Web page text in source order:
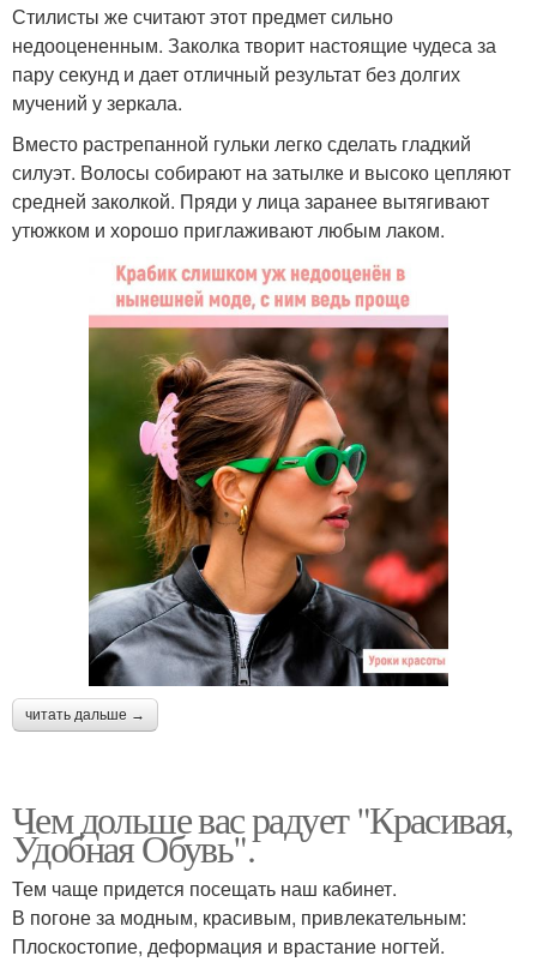
Стилисты же считают этот предмет сильно
недооцененным. Заколка творит настоящие чудеса за
пару секунд и дает отличный результат без долгих
мучений у зеркала.
Вместо растрепанной гульки легко сделать гладкий
силуэт. Волосы собирают на затылке и высоко цепляют
средней заколкой. Пряди у лица заранее вытягивают
утюжком и хорошо приглаживают любым лаком.
читать дальше →
Чем дольше вас радует "Красивая,
Удобная Обувь".
Тем чаще придется посещать наш кабинет.
В погоне за модным, красивым, привлекательным:
Плоскостопие, деформация и врастание ногтей.